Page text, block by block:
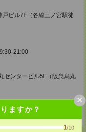
ますか？
1/10
×
ビル7F（各線三ノ宮駅徒
21:00
ンタービル5F（阪急烏丸
21:00